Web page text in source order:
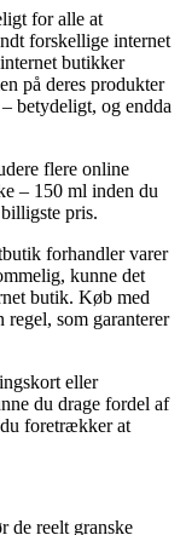
for alle at
forskellige internet
butikker
på deres produkter
betydeligt, og endda
flere online
– 150 ml inden du
pris.
forhandler varer
kunne det
butik. Køb med
som garanterer
eller
du drage fordel af
foretrækker at
de reelt granske